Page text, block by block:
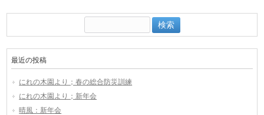
索:
最近の投稿
にれの木園より；春の総合防災訓練
にれの木園より；新年会
晴風：新年会